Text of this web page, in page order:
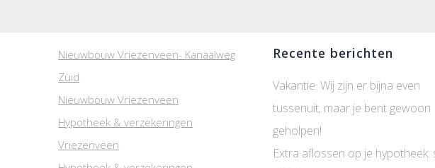
Nieuwbouw Vriezenveen- Kanaalweg
Zuid
Nieuwbouw Vriezenveen
Hypotheek & verzekeringen
Vriezenveen
Recente berichten
Vakantie. Wij zijn er bijna even
tussenuit, maar je bent gewoon
geholpen!
Extra aflossen op je hypotheek: